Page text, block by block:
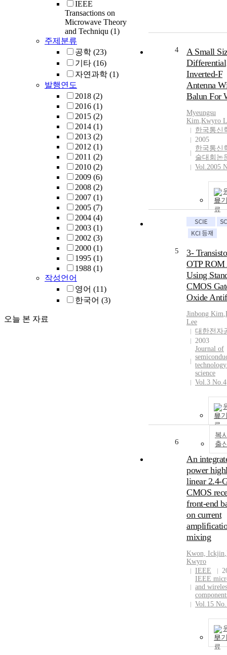
IEEE
Transactions on
Microwave Theory
and Techniqu (1)
주제분류
공학 (23)
기타 (16)
자연과학 (1)
발행연도
2018 (2)
2016 (1)
2015 (2)
2014 (1)
2013 (2)
2012 (1)
2011 (2)
2010 (2)
2009 (6)
2008 (2)
2007 (1)
2005 (7)
2004 (4)
2003 (1)
2002 (3)
2000 (1)
1995 (1)
1988 (1)
작성언어
영어 (11)
한국어 (3)
오늘 본 자료
4
A Small
Differential
Inverted-F
Antenna
Balun For
Myeungsu
Kim,Kwyro
한국통신
2005
한국통신
술대회논
Vol.2005
보
5
3-
OTP ROM
Using
CMOS
Oxide
Jinbong Kim,
Lee
대한전자
2003
Journal of
science
Vol.3 No.4
보
복
출
6
An
power
linear 2.4-
CMOS
front-end
on current
mixing
Kwon, Ickjin,
Kwyro
IEEE
IEEE
and
Vol.15
보